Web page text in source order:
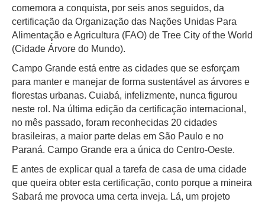
comemora a conquista, por seis anos seguidos, da
certificação da Organização das Nações Unidas Para
Alimentação e Agricultura (FAO) de Tree City of the World
(Cidade Árvore do Mundo).
Campo Grande está entre as cidades que se esforçam
para manter e manejar de forma sustentável as árvores e
florestas urbanas. Cuiabá, infelizmente, nunca figurou
neste rol. Na última edição da certificação internacional,
no mês passado, foram reconhecidas 20 cidades
brasileiras, a maior parte delas em São Paulo e no
Paraná. Campo Grande era a única do Centro-Oeste.
E antes de explicar qual a tarefa de casa de uma cidade
que queira obter esta certificação, conto porque a mineira
Sabará me provoca uma certa inveja. Lá, um projeto